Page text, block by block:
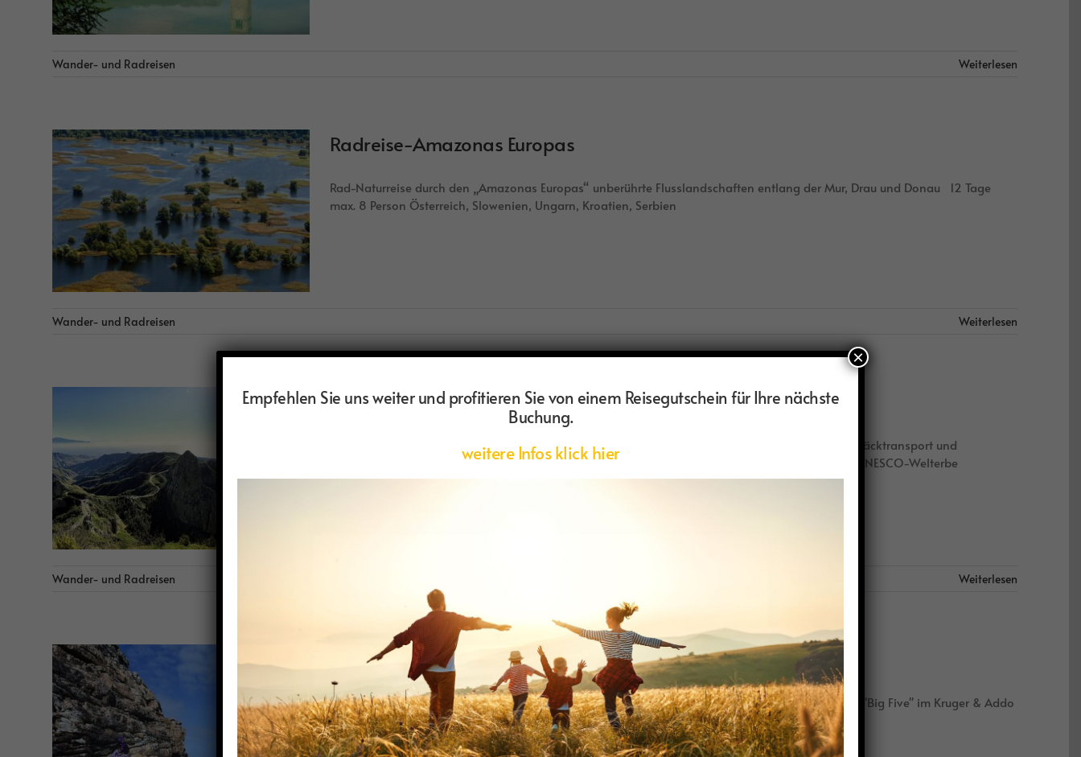
Wander- und Radreisen Weiterlesen
Radreise-Amazonas Europas
Rad-Naturreise durch den „Amazonas Europas“ unberührte Flusslandschaften entlang der Mur, Drau und Donau 12 Tage
max. 8 Person Österreich, Slowenien, Ungarn, Kroatien, Serbien
Wander- und Radreisen Weiterlesen
La Gomera – Nebelwald, Vulkane & Meer
La Gomera - Nebelwald, Vulkane & Meer Entspannte Wanderreise durch vielfältige Natur mit Gepäcktransport und
Entspannungstagen im Valle Grand Rey Höhepunkte Lorbeerwald im Nationalpark Garajonay – UNESCO-Welterbe
Wander- und Radreisen Weiterlesen
Südafrika für Singles & Alleinreisende
Südafrika für Singles & Alleinreisende 17 Tage 2 - 15 Personen Südafrika Highlights Begegne den "Big Five" im Kruger & Addo
Empfehlen Sie uns weiter und profitieren Sie von einem Reisegutschein für Ihre nächste
Buchung.
weitere Infos klick hier
×